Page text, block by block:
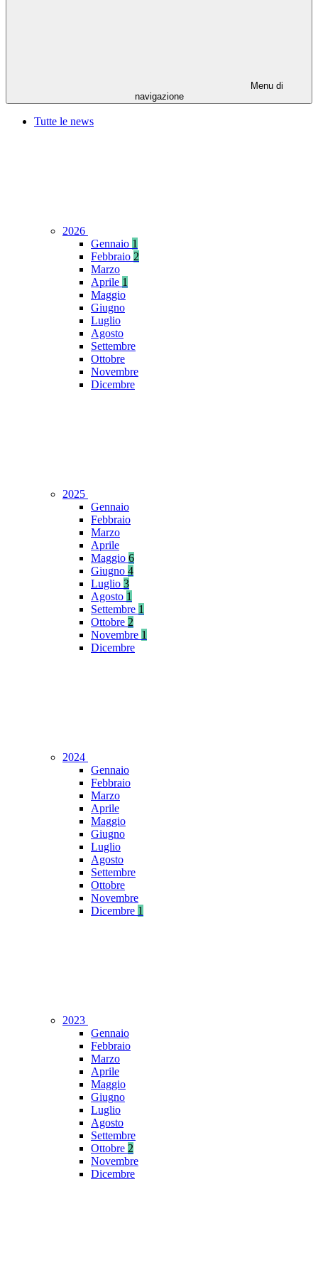
Menu di
navigazione
Tutte le news
2026
Gennaio 1
Febbraio 2
Marzo
Aprile 1
Maggio
Giugno
Luglio
Agosto
Settembre
Ottobre
Novembre
Dicembre
2025
Gennaio
Febbraio
Marzo
Aprile
Maggio 6
Giugno 4
Luglio 3
Agosto 1
Settembre 1
Ottobre 2
Novembre 1
Dicembre
2024
Gennaio
Febbraio
Marzo
Aprile
Maggio
Giugno
Luglio
Agosto
Settembre
Ottobre
Novembre
Dicembre 1
2023
Gennaio
Febbraio
Marzo
Aprile
Maggio
Giugno
Luglio
Agosto
Settembre
Ottobre 2
Novembre
Dicembre